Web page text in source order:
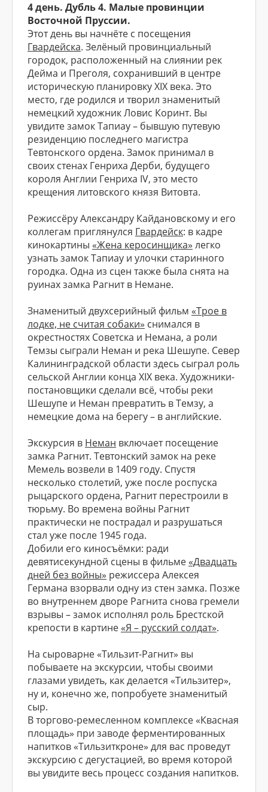
4 день. Дубль 4. Малые провинции
Восточной Пруссии.
Этот день вы начнёте с посещения
Гвардейска. Зелёный провинциальный
городок, расположенный на слиянии рек
Дейма и Преголя, сохранивший в центре
историческую планировку XIX века. Это
место, где родился и творил знаменитый
немецкий художник Ловис Коринт. Вы
увидите замок Тапиау – бывшую путевую
резиденцию последнего магистра
Тевтонского ордена. Замок принимал в
своих стенах Генриха Дерби, будущего
короля Англии Генриха IV, это место
крещения литовского князя Витовта.
Режиссёру Александру Кайдановскому и его
коллегам приглянулся Гвардейск: в кадре
кинокартины «Жена керосинщика» легко
узнать замок Тапиау и улочки старинного
городка. Одна из сцен также была снята на
руинах замка Рагнит в Немане.
Знаменитый двухсерийный фильм «Трое в
лодке, не считая собаки» снимался в
окрестностях Советска и Немана, а роли
Темзы сыграли Неман и река Шешупе. Север
Калининградской области здесь сыграл роль
сельской Англии конца XIX века. Художники-
постановщики сделали всё, чтобы реки
Шешупе и Неман превратить в Темзу, а
немецкие дома на берегу – в английские.
Экскурсия в Неман включает посещение
замка Рагнит. Тевтонский замок на реке
Мемель возвели в 1409 году. Спустя
несколько столетий, уже после роспуска
рыцарского ордена, Рагнит перестроили в
тюрьму. Во времена войны Рагнит
практически не пострадал и разрушаться
стал уже после 1945 года.
Добили его киносъёмки: ради
девятисекундной сцены в фильме «Двадцать
дней без войны» режиссера Алексея
Германа взорвали одну из стен замка. Позже
во внутреннем дворе Рагнита снова гремели
взрывы – замок исполнял роль Брестской
крепости в картине «Я – русский солдат».
На сыроварне «Тильзит-Рагнит» вы
побываете на экскурсии, чтобы своими
глазами увидеть, как делается «Тильзитер»,
ну и, конечно же, попробуете знаменитый
сыр.
В торгово-ремесленном комплексе «Квасная
площадь» при заводе ферментированных
напитков «Тильзиткроне» для вас проведут
экскурсию с дегустацией, во время которой
вы увидите весь процесс создания напитков.